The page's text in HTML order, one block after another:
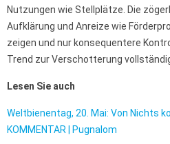
Nutzungen wie Stellplätze. Die
Aufklärung und Anreize wie
zeigen und nur konsequentere
Trend zur Verschotterung
Lesen Sie auch
Weltbienentag, 20. Mai: Von Nichts
KOMMENTAR | Pugnalom